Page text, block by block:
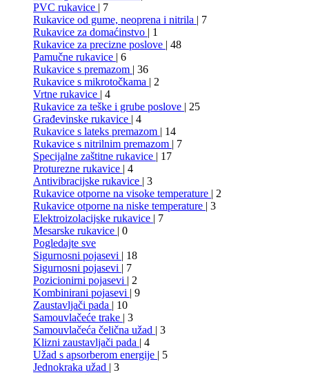
PVC rukavice | 7
Rukavice od gume, neoprena i nitrila | 7
Rukavice za domaćinstvo | 1
Rukavice za precizne poslove | 48
Pamučne rukavice | 6
Rukavice s premazom | 36
Rukavice s mikrotočkama | 2
Vrtne rukavice | 4
Rukavice za teške i grube poslove | 25
Građevinske rukavice | 4
Rukavice s lateks premazom | 14
Rukavice s nitrilnim premazom | 7
Specijalne zaštitne rukavice | 17
Proturezne rukavice | 4
Antivibracijske rukavice | 3
Rukavice otporne na visoke temperature | 2
Rukavice otporne na niske temperature | 3
Elektroizolacijske rukavice | 7
Mesarske rukavice | 0
Pogledajte sve
Sigurnosni pojasevi | 18
Sigurnosni pojasevi | 7
Pozicionirni pojasevi | 2
Kombinirani pojasevi | 9
Zaustavljači pada | 10
Samouvlačeće trake | 3
Samouvlačeća čelična užad | 3
Klizni zaustavljači pada | 4
Užad s apsorberom energije | 5
Jednokraka užad | 3